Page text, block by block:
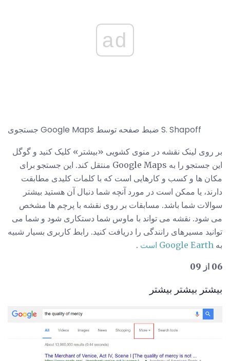
ad
جستجوی Google Maps ضبط صفحه توسط S. Shapoff
بر روی لینک نقشه در منوی کشویی «بیشتر» کلیک کنید و گوگل
این جستجو را به Google Maps منتقل کند. این جستجو برای
مکان ها و کسب و کارهایی است که با کلمات کلیدی مطابقت
دارند، یا ممکن است در مورد آنچه شما دنبال آن هستید بیشتر
سوالات شما باشد. مسابقات بر روی نقشه با پرچم ها مشخص
می شود. نقشه می تواند با ماوس شما دستکاری شود و شما می
توانید مسیرهای رانندگی را دریافت کنید. رابط کاربری بسیار شبیه
به Google Earth است .
06 از 09
بیشتر بیشتر بیشتر